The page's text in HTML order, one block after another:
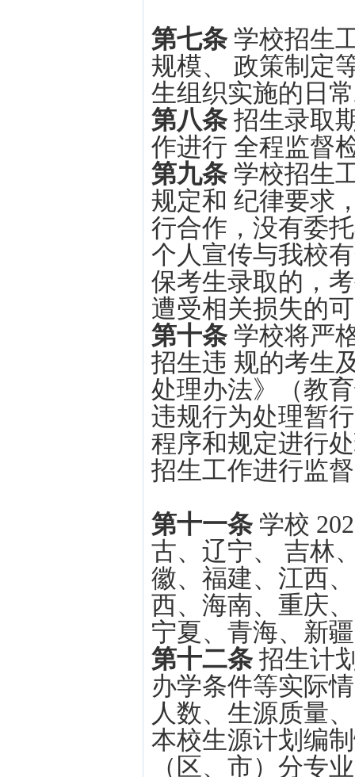
第七条 学校招生
规模、 政策制定
生组织实施的日
第八条招生录取
作进行 全程监督
第九条 学校招生
规定和 纪律要求
行合作，没有委
个人宣传与我校
保考生录取的，
遭受相关损失的
第十条 学校将严
招生违 规的考生
处理办法》（教
违规行为处理暂
程序和规定进行
招生工作进行监
第十一条 学校
古、辽宁、 吉林
徽、福建、江西
西、海南、重庆
宁夏、青海、新
第十二条招生计
办学条件等实际
人数、生源质量
本校生源计划编
（区、市）分专